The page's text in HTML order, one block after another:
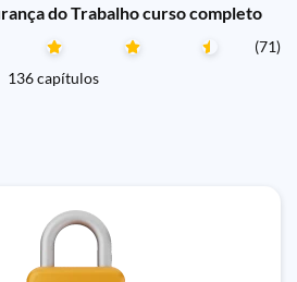
do Trabalho curso completo
(71)
136 capítulos